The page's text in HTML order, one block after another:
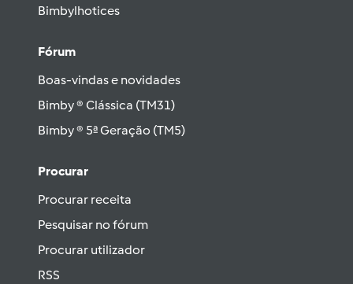
Bimbylhotices
Fórum
Boas-vindas e novidades
Bimby ® Clássica (TM31)
Bimby ® 5ª Geração (TM5)
Procurar
Procurar receita
Pesquisar no fórum
Procurar utilizador
RSS